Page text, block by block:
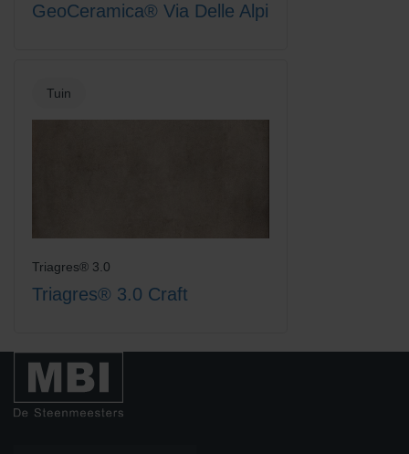
GeoCeramica® Via Delle Alpi
Tuin
Triagres® 3.0
Triagres® 3.0 Craft